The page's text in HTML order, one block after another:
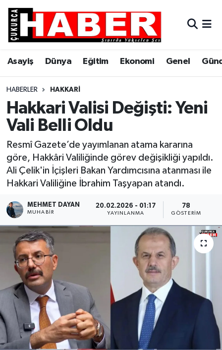
Asayiş Dünya Eğitim Ekonomi Genel
HABERLER HAKKARI
Hakkari Valisi Değişti: Yeni
Vali Belli Oldu
Resmî Gazete’de yayımlanan atama kararına
göre, Hakkâri Valiliğinde görev değişikliği yapıldı.
Ali Çelik'in İçişleri Bakan Yardımcısına atanması ile
Hakkari Valiliğine İbrahim Taşyapan atandı.
MEHMET DAYAN
MUHABIR
20.02.2026 - 01:17
YAYINLANMA
78
GÖSTERIM
Asayiş
Dünya
Eğitim
Ekonomi
Gündem
Hakkari
Siyaset
Son Dakika
Teknoloji
Yaşam
Hava Durumu
Trafik Durumu
Süper Lig Puan Durumu ve Fikstür
Tüm Manşetler
Haber Arşivi